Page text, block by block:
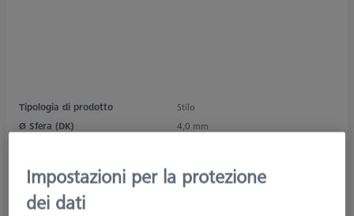
Tipologia di prodotto
Stilo
Ø Sfera (DK)
4,0 mm
Forma punta dello stilo
Sfera
Materiale dello stelo
Impostazioni per la protezione
dei dati